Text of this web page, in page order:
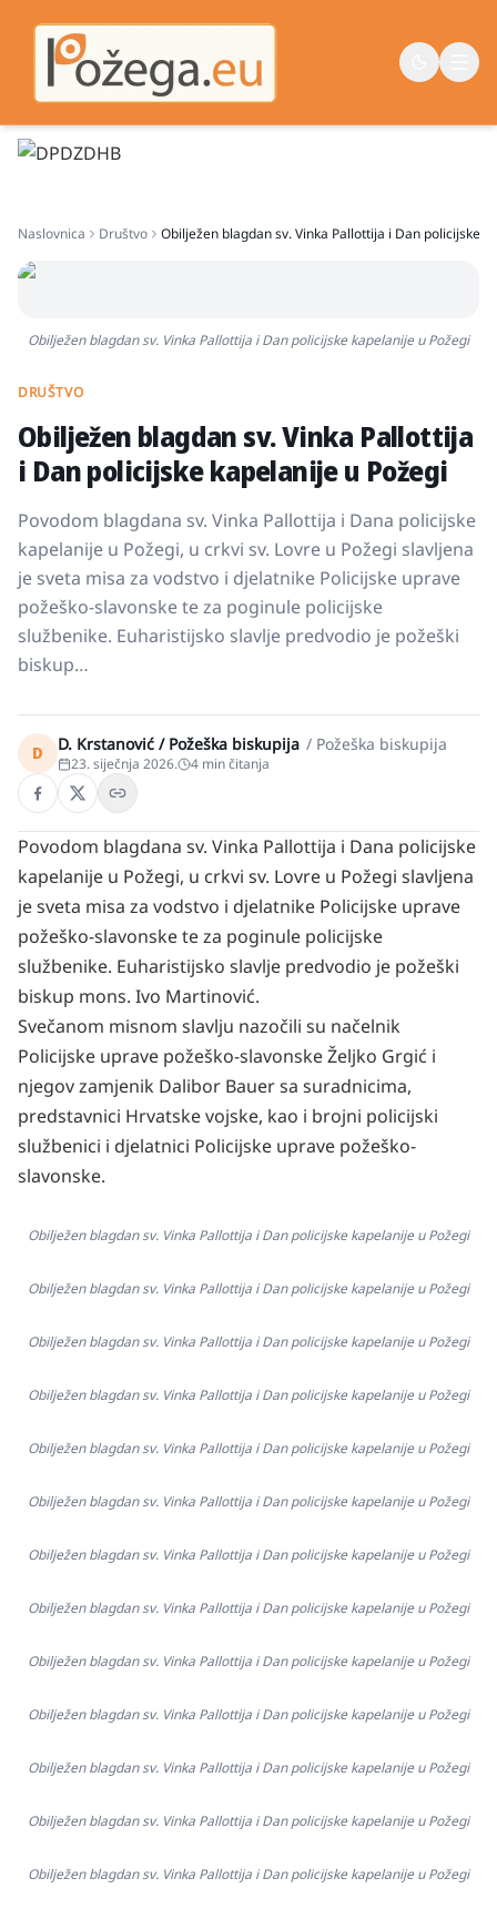
Vijesti
Život
Županija
Naslovnica Društvo Obilježen blagdan sv. Vinka Pallottija i Dan policijske
Obilježen blagdan sv. Vinka Pallottija i Dan policijske kapelanije u Požegi
DRUŠTVO
Obilježen blagdan sv. Vinka Pallottija
i Dan policijske kapelanije u Požegi
Povodom blagdana sv. Vinka Pallottija i Dana policijske
kapelanije u Požegi, u crkvi sv. Lovre u Požegi slavljena
je sveta misa za vodstvo i djelatnike Policijske uprave
požeško-slavonske te za poginule policijske
službenike. Euharistijsko slavlje predvodio je požeški
biskup…
D D. Krstanović / Požeška biskupija / Požeška biskupija
23. siječnja 2026. 4 min čitanja
Povodom blagdana sv. Vinka Pallottija i Dana policijske
kapelanije u Požegi, u crkvi sv. Lovre u Požegi slavljena
je sveta misa za vodstvo i djelatnike Policijske uprave
požeško-slavonske te za poginule policijske
službenike. Euharistijsko slavlje predvodio je požeški
biskup mons. Ivo Martinović.
Svečanom misnom slavlju nazočili su načelnik
Policijske uprave požeško-slavonske Željko Grgić i
njegov zamjenik Dalibor Bauer sa suradnicima,
predstavnici Hrvatske vojske, kao i brojni policijski
službenici i djelatnici Policijske uprave požeško-
slavonske.
Obilježen blagdan sv. Vinka Pallottija i Dan policijske kapelanije u Požegi
Obilježen blagdan sv. Vinka Pallottija i Dan policijske kapelanije u Požegi
Obilježen blagdan sv. Vinka Pallottija i Dan policijske kapelanije u Požegi
Obilježen blagdan sv. Vinka Pallottija i Dan policijske kapelanije u Požegi
Obilježen blagdan sv. Vinka Pallottija i Dan policijske kapelanije u Požegi
Obilježen blagdan sv. Vinka Pallottija i Dan policijske kapelanije u Požegi
Obilježen blagdan sv. Vinka Pallottija i Dan policijske kapelanije u Požegi
Obilježen blagdan sv. Vinka Pallottija i Dan policijske kapelanije u Požegi
Obilježen blagdan sv. Vinka Pallottija i Dan policijske kapelanije u Požegi
Obilježen blagdan sv. Vinka Pallottija i Dan policijske kapelanije u Požegi
Obilježen blagdan sv. Vinka Pallottija i Dan policijske kapelanije u Požegi
Obilježen blagdan sv. Vinka Pallottija i Dan policijske kapelanije u Požegi
Obilježen blagdan sv. Vinka Pallottija i Dan policijske kapelanije u Požegi